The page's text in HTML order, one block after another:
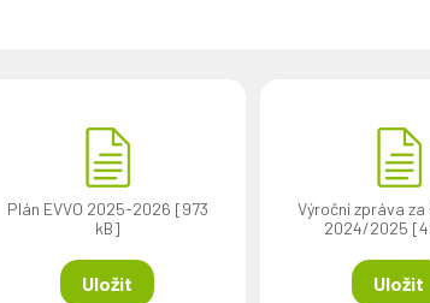
Plán EVVO 2025-2026 [973
kB]
Uložit
Výroční zpráva
2024/2025
Uložit